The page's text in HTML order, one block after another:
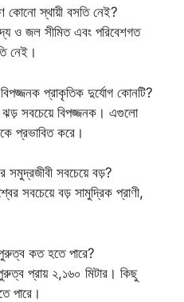
কোনো স্থায়ী বসতি নেই?
ও জল সীমিত এবং পরিবেশগত
নেই।
বিপজ্জনক প্রাকৃতিক দুর্যোগ কোনটি?
ঝড় সবচেয়ে বিপজ্জনক। এগুলো
প্রভাবিত করে।
সমুদ্রজীবী সবচেয়ে বড়?
সবচেয়ে বড় সামুদ্রিক প্রাণী,
পুরুত্ব কত হতে পারে?
পুরুত্ব প্রায় ২,১৬০ মিটার। কিছু
পারে।